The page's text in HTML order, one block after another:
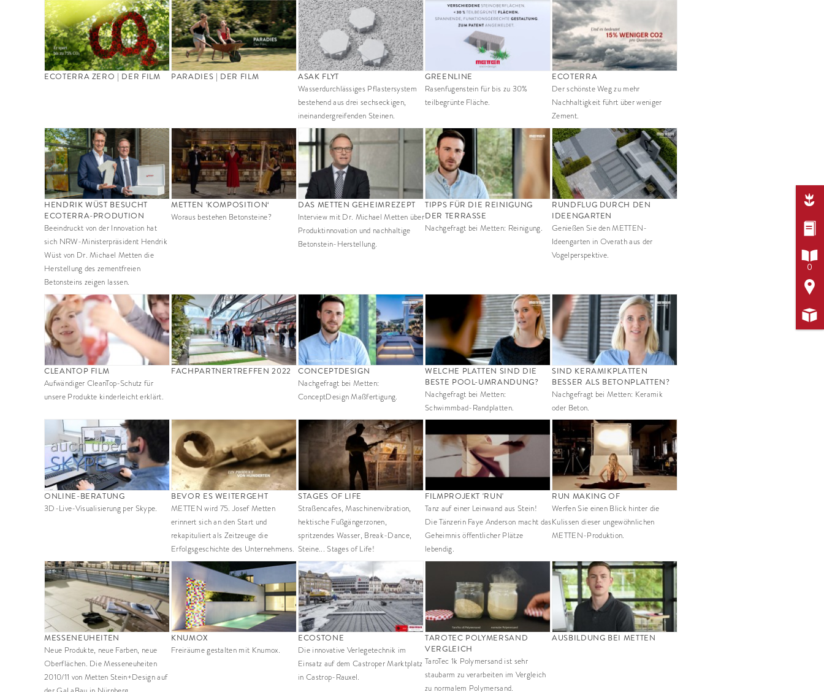
ECOTERRA ZERO | DER FILM PARADIES | DER FILM ASAK FLYT
Wasserdurchlässiges Pflastersystem
bestehend aus drei sechseckigen,
ineinandergreifenden Steinen.
GREENLINE
Rasenfugenstein für bis zu 30%
teilbegrünte Fläche.
ECOTERRA
Der schönste Weg zu mehr
Nachhaltigkeit führt über weniger
Zement.
HENDRIK WÜST BESUCHT
ECOTERRA-PRODUTION
Beeindruckt von der Innovation hat
sich NRW-Ministerpräsident Hendrik
Wüst von Dr. Michael Metten die
Herstellung des zementfreien
Betonsteins zeigen lassen.
METTEN 'KOMPOSITION‘
Woraus bestehen Betonsteine?
DAS METTEN GEHEIMREZEPT
Interview mit Dr. Michael Metten über
Produktinnovation und nachhaltige
Betonstein-Herstellung.
TIPPS FÜR DIE REINIGUNG
DER TERRASSE
Nachgefragt bei Metten: Reinigung.
RUNDFLUG DURCH DEN
IDEENGARTEN
Genießen Sie den METTEN-
Ideengarten in Overath aus der
Vogelperspektive.
CLEANTOP FILM
Aufwändiger CleanTop-Schutz für
unsere Produkte kinderleicht erklärt.
FACHPARTNERTREFFEN 2022 CONCEPTDESIGN
Nachgefragt bei Metten:
ConceptDesign Maßfertigung.
WELCHE PLATTEN SIND DIE
BESTE POOL-UMRANDUNG?
Nachgefragt bei Metten:
Schwimmbad-Randplatten.
SIND KERAMIKPLATTEN
BESSER ALS BETONPLATTEN?
Nachgefragt bei Metten: Keramik
oder Beton.
ONLINE-BERATUNG
3D-Live-Visualisierung per Skype.
BEVOR ES WEITERGEHT
METTEN wird 75. Josef Metten
erinnert sich an den Start und
rekapituliert als Zeitzeuge die
Erfolgsgeschichte des Unternehmens.
STAGES OF LIFE
Straßencafes, Maschinenvibration,
hektische Fußgängerzonen,
spritzendes Wasser, Break-Dance,
Steine... Stages of Life!
FILMPROJEKT 'RUN'
Tanz auf einer Leinwand aus Stein!
Die Tänzerin Faye Anderson macht das
Geheimnis öffentlicher Plätze
lebendig.
RUN MAKING OF
Werfen Sie einen Blick hinter die
Kulissen dieser ungewöhnlichen
METTEN-Produktion.
MESSENEUHEITEN
Neue Produkte, neue Farben, neue
Oberflächen. Die Messeneuheiten
2010/11 von Metten Stein+Design auf
KNUMOX
Freiräume gestalten mit Knumox.
ECOSTONE
Die innovative Verlegetechnik im
Einsatz auf dem Castroper Marktplatz
in Castrop-Rauxel.
TAROTEC POLYMERSAND
VERGLEICH
TaroTec 1k Polymersand ist sehr
staubarm zu verarbeiten im Vergleich
zu normalem Polymersand.
AUSBILDUNG BEI METTEN­­



0

